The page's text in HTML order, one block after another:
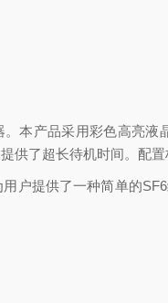
本产品采用彩色高亮
供了超长待机时间。配
户提供了一种简单的